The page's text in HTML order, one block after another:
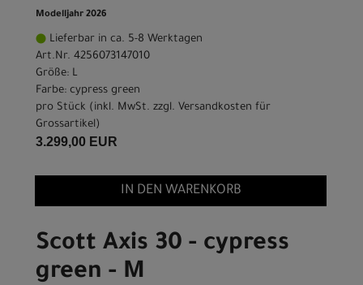
Modelljahr 2026
Lieferbar in ca. 5-8 Werktagen
Art.Nr. 4256073147010
Größe: L
Farbe: cypress green
pro Stück (inkl. MwSt. zzgl. Versandkosten für
Grossartikel)
3.299,00 EUR
IN DEN WARENKORB
Scott Axis 30 - cypress
green - M